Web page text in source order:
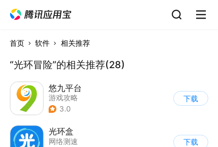
首页 软件 相关推荐
“光环冒险”的相关推荐(28)
悠九平台
游戏攻略
3.0
下载
光环盒
网络测速
下载